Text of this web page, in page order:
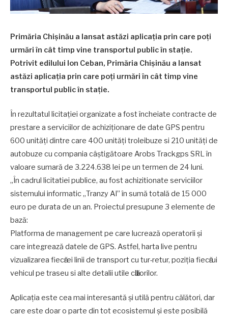
Primăria Chișinău a lansat astăzi aplicația prin care poți
urmări în cât timp vine transportul public în stație.
Potrivit edilului Ion Ceban, Primăria Chișinău a lansat
astăzi aplicația prin care poți urmări în cât timp vine
transportul public în stație.
În rezultatul licitației organizate a fost încheiate contracte de
prestare a serviciilor de achiziționare de date GPS pentru
600 unități dintre care 400 unități troleibuze si 210 unități de
autobuze cu compania câștigătoare Arobs Trackgps SRL în
valoare sumară de 3.224.638 lei pe un termen de 24 luni.
„În cadrul licitatiei publice, au fost achizitionate serviciilor
sistemului informatic „Tranzy AI” în sumă totală de 15 000
euro pe durata de un an. Proiectul presupune 3 elemente de
bază:
Platforma de management pe care lucrează operatorii și
care integrează datele de GPS. Astfel, harta live pentru
vizualizarea fiecӑrei linii de transport cu tur-retur, poziţia fiecӑrui
vehicul pe traseu si alte detalii utile cӑlӑtorilor.
Aplicația este cea mai interesantă și utilă pentru călători, dar
care este doar o parte din tot ecosistemul și este posibilă